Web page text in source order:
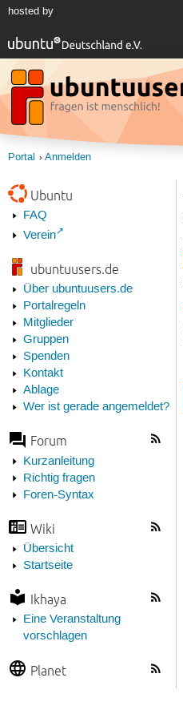
hosted by
Portal Anmelden
Ubuntu
FAQ
Verein
ubuntuusers.de
Über ubuntuusers.de
Portalregeln
Mitglieder
Gruppen
Spenden
Kontakt
Ablage
Wer ist gerade angemeldet?
Forum
Kurzanleitung
Richtig fragen
Foren-Syntax
Wiki
Übersicht
Startseite
Ikhaya
Eine Veranstaltung
vorschlagen
Planet